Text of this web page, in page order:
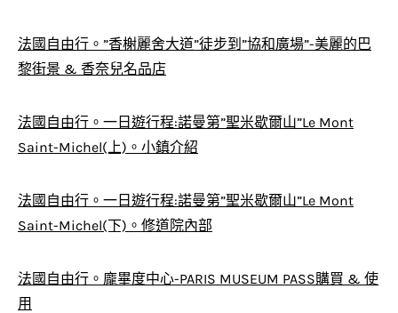
法國自由行。”香榭麗舍大道”徒步到”協和廣場”-美麗的巴
黎街景 & 香奈兒名品店
法國自由行。一日遊行程:諾曼第”聖米歇爾山”Le Mont
Saint-Michel(上)。小鎮介紹
法國自由行。一日遊行程:諾曼第”聖米歇爾山”Le Mont
Saint-Michel(下)。修道院內部
法國自由行。龐畢度中心-PARIS MUSEUM PASS購買 & 使
用